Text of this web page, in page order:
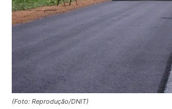
(Foto: Reprodução/DNIT)